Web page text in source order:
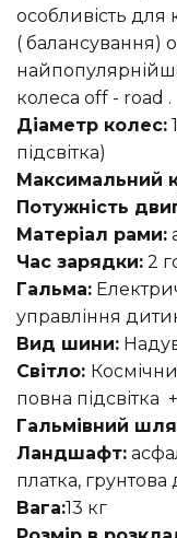
особливість для
( балансування)
колеса off - road .
Діаметр колес:
підсвітка)
Максимальний
Потужність
Матеріал рами:
Час зарядки: 2
Гальма:
управління
Вид шини:
Світло:
повна підсвітка
Гальмівний
Ландшафт:
платка, грунтова
Вага:13 кг